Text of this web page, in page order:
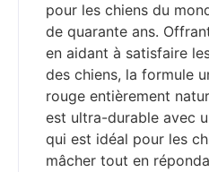
pour les chiens du
de quarante ans.
en aidant à satisfaire
des chiens, la formule
rouge entièrement
est ultra-durable avec
qui est idéal pour les
mâcher tout en